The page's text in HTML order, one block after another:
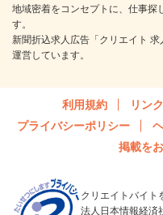
地域密着をコンセプトに、仕事探
す。
新聞折込求人広告「クリエイト
運営しています。
利用規約 リン
プライバシーポリシー
掲載を
クリエイトバイト
法人日本情報経済